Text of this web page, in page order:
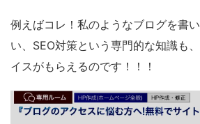
例えばコレ！私のようなブログを書
い、SEO対策という専門的な知識も、
イスがもらえるのです！！！